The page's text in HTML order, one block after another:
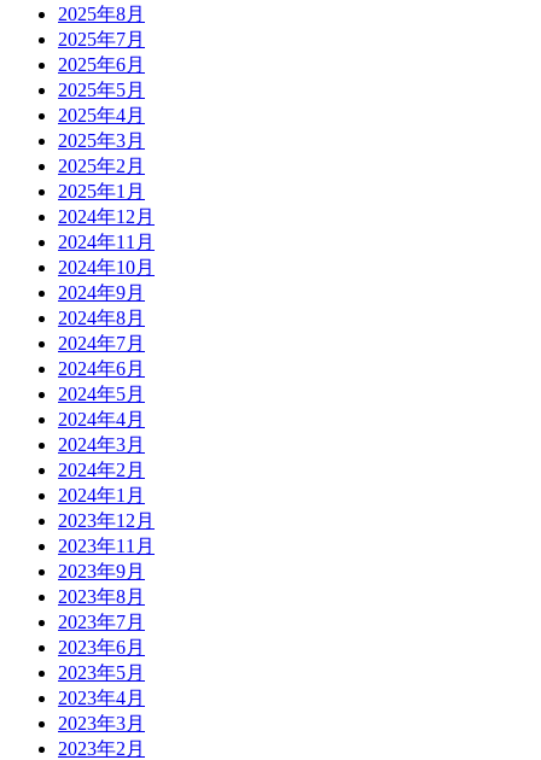
2025年8月
2025年7月
2025年6月
2025年5月
2025年4月
2025年3月
2025年2月
2025年1月
2024年12月
2024年11月
2024年10月
2024年9月
2024年8月
2024年7月
2024年6月
2024年5月
2024年4月
2024年3月
2024年2月
2024年1月
2023年12月
2023年11月
2023年9月
2023年8月
2023年7月
2023年6月
2023年5月
2023年4月
2023年3月
2023年2月